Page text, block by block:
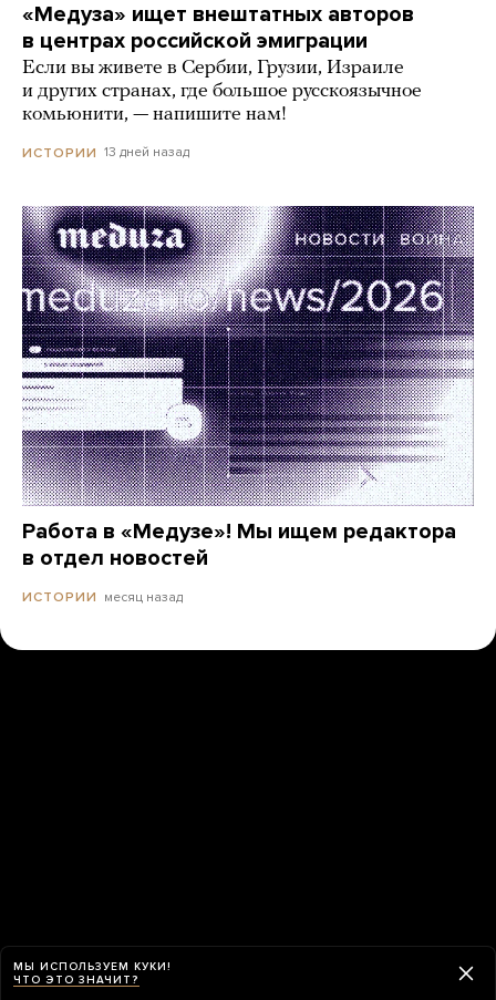
«Медуза» ищет внештатных авторов
в центрах российской эмиграции
Если вы живете в Сербии, Грузии, Израиле
и других странах, где большое русскоязычное
комьюнити, — напишите нам!
ИСТОРИИ 13 дней назад
Работа в «Медузе»! Мы ищем редактора
в отдел новостей
ИСТОРИИ месяц назад
МЫ ИСПОЛЬЗУЕМ КУКИ!
ЧТО ЭТО ЗНАЧИТ?